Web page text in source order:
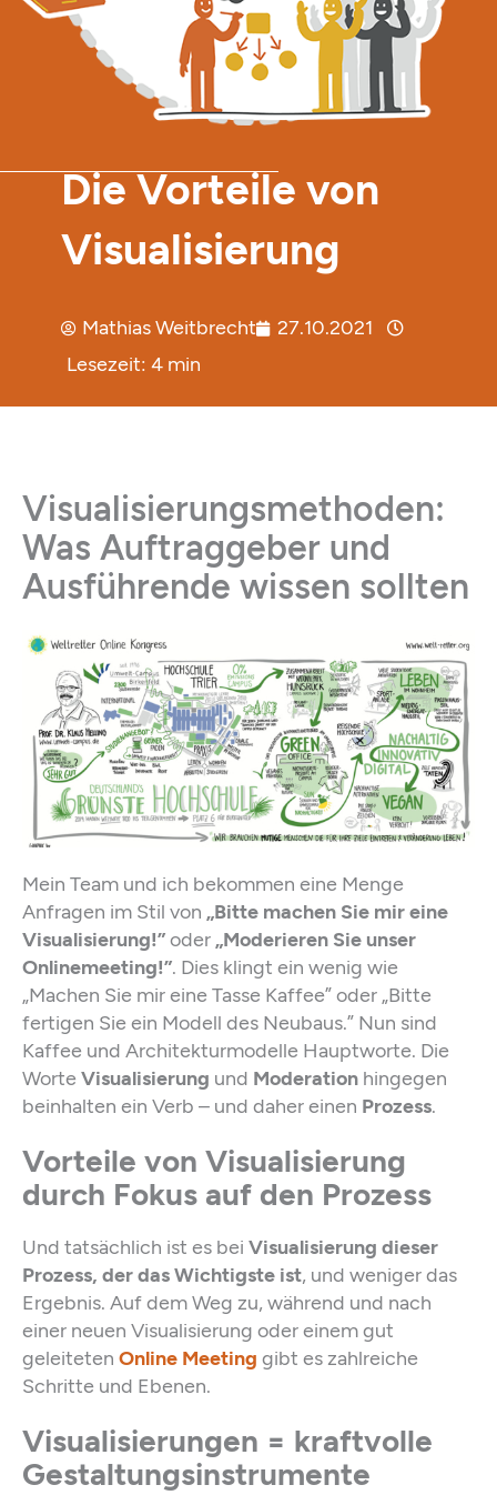
Die Vorteile von
Visualisierung
Mathias Weitbrecht
27.10.2021
Lesezeit: 4 min
Visualisierungsmethoden:
Was Auftraggeber und
Ausführende wissen sollten
Mein Team und ich bekommen eine Menge
Anfragen im Stil von „Bitte machen Sie mir eine
Visualisierung!”oder „Moderieren Sie unser
Onlinemeeting!”. Dies klingt ein wenig wie
„Machen Sie mir eine Tasse Kaffee” oder „Bitte
fertigen Sie ein Modell des Neubaus.” Nun sind
Kaffee und Architekturmodelle Hauptworte. Die
Worte Visualisierung und Moderation hingegen
beinhalten ein Verb – und daher einen Prozess.
Vorteile von Visualisierung
durch Fokus auf den Prozess
Und tatsächlich ist es bei Visualisierung dieser
Prozess, der das Wichtigste ist, und weniger das
Ergebnis. Auf dem Weg zu, während und nach
einer neuen Visualisierung oder einem gut
geleiteten Online Meeting gibt es zahlreiche
Schritte und Ebenen.
Visualisierungen = kraftvolle
Gestaltungsinstrumente